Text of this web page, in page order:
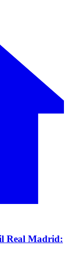
Real Madrid: